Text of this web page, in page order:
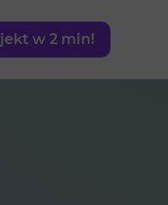
w 2 min!